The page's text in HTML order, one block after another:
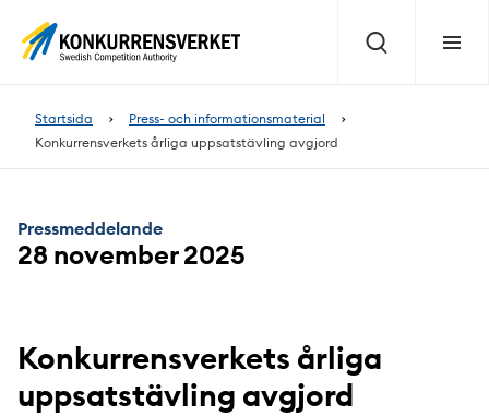
Sök Meny
Startsida
Press- och informationsmaterial
Konkurrensverkets årliga uppsatstävling avgjord
Konkurrensverkets årliga
uppsatstävling avgjord
Pressmeddelande
28 november 2025